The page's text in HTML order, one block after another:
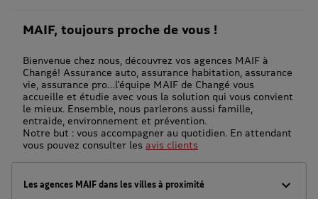
MAIF, toujours proche de vous !
Bienvenue chez nous, découvrez vos agences MAIF à
Changé! Assurance auto, assurance habitation, assurance
vie, assurance pro…l'équipe MAIF de Changé vous
accueille et étudie avec vous la solution qui vous convient
le mieux. Ensemble, nous parlerons aussi famille,
entraide, environnement et prévention.
Notre but : vous accompagner au quotidien. En attendant
vous pouvez consulter les avis clients
Les agences MAIF dans les villes à proximité